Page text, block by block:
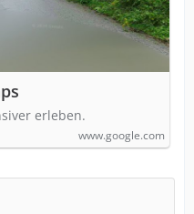
erleben.
www.google.com